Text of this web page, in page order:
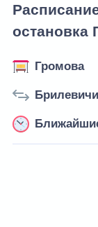
остановка
Громова